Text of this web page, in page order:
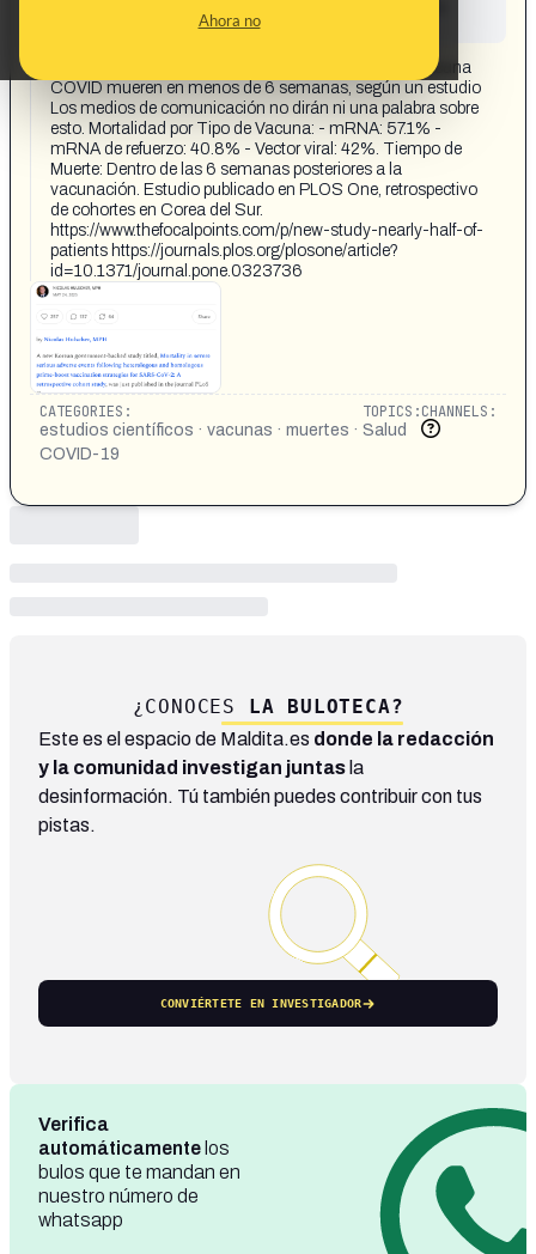
Ahora no
Casi el 50% de pacientes con daños graves por la vacuna
COVID mueren en menos de 6 semanas, según un estudio
Los medios de comunicación no dirán ni una palabra sobre
esto. Mortalidad por Tipo de Vacuna: - mRNA: 57.1% -
mRNA de refuerzo: 40.8% - Vector viral: 42%. Tiempo de
Muerte: Dentro de las 6 semanas posteriores a la
vacunación. Estudio publicado en PLOS One, retrospectivo
de cohortes en Corea del Sur.
https://www.thefocalpoints.com/p/new-study-nearly-half-of-
patients https://journals.plos.org/plosone/article?
id=10.1371/journal.pone.0323736
CATEGORIES:
estudios científicos · vacunas · muertes ·
COVID-19
TOPICS:
Salud
CHANNELS:
¿CONOCES LA BULOTECA?
Este es el espacio de Maldita.es donde la redacción
y la comunidad investigan juntas la
desinformación. Tú también puedes contribuir con tus
pistas.
CONVIÉRTETE EN INVESTIGADOR
Verifica
automáticamente los
bulos que te mandan en
nuestro número de
whatsapp